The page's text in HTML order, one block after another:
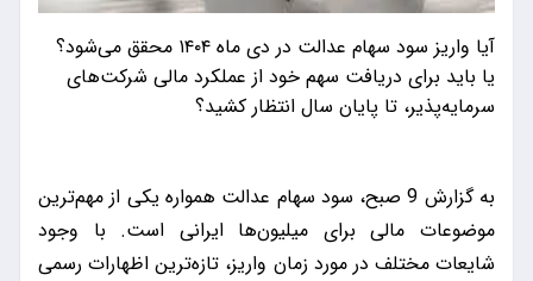
آیا واریز سود سهام عدالت در دی ماه ۱۴۰۴ محقق می‌شود؟
یا باید برای دریافت سهم خود از عملکرد مالی شرکت‌های
سرمایه‌پذیر، تا پایان سال انتظار کشید؟
به گزارش 9 صبح، سود سهام عدالت همواره یکی از مهم‌ترین
موضوعات مالی برای میلیون‌ها ایرانی است. با وجود
شایعات مختلف در مورد زمان واریز، تازه‌ترین اظهارات رسمی